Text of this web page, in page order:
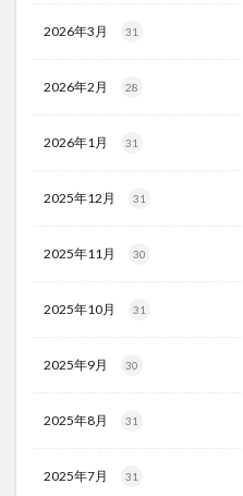
2026年3月 31
2026年2月 28
2026年1月 31
2025年12月 31
2025年11月 30
2025年10月 31
2025年9月 30
2025年8月 31
2025年7月 31